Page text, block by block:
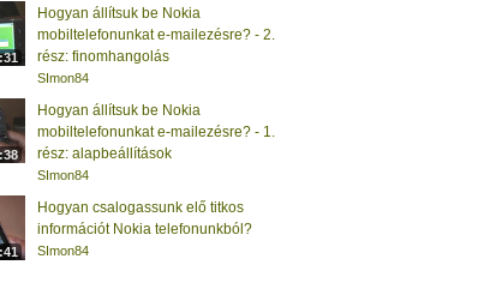
Hogyan állítsuk be Nokia
mobiltelefonunkat e-mailezésre? - 2.
rész: finomhangolás
SImon84
Hogyan állítsuk be Nokia
mobiltelefonunkat e-mailezésre? - 1.
rész: alapbeállítások
SImon84
Hogyan csalogassunk elő titkos
információt Nokia telefonunkból?
SImon84